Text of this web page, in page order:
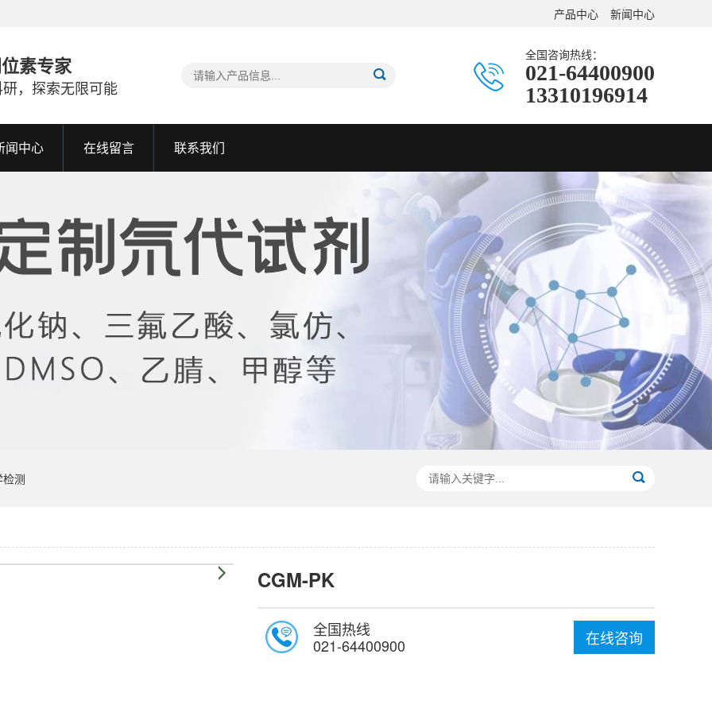
产品中心 新闻中心
素专家
，探索无限可能
全国咨询热线：
021-64400900
13310196914
闻中心 在线留言 联系我们
测
CGM-PK
在线咨询
全国热线
021-64400900